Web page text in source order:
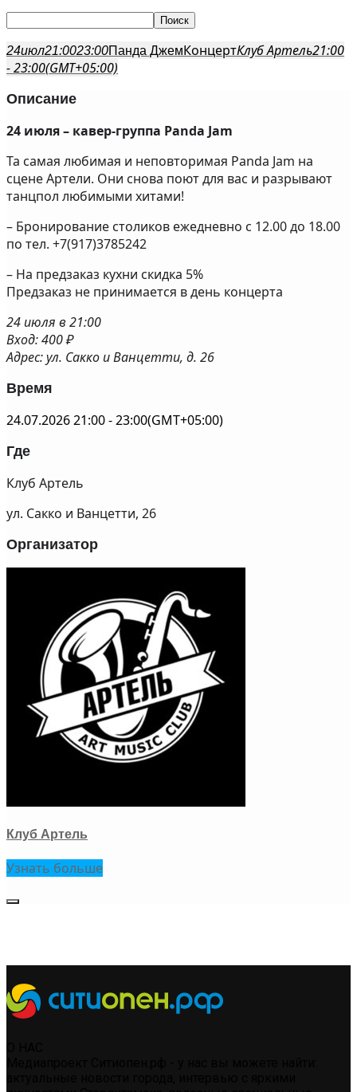
24июл21:0023:00Панда ДжемКонцертКлуб Артель21:00
- 23:00(GMT+05:00)
Описание
24 июля – кавер-группа Panda Jam
Та самая любимая и неповторимая Panda Jam на
сцене Артели. Они снова поют для вас и разрывают
танцпол любимыми хитами!
– Бронирование столиков ежедневно с 12.00 до 18.00
по тел. +7(917)3785242
– На предзаказ кухни скидка 5%
Предзаказ не принимается в день концерта
24 июля в 21:00
Вход: 400 ₽
Адрес: ул. Сакко и Ванцетти, д. 26
Время
24.07.202621:00-23:00(GMT+05:00)
Где
Клуб Артель
ул. Сакко и Ванцетти, 26
Организатор
Клуб Артель
Узнать больше